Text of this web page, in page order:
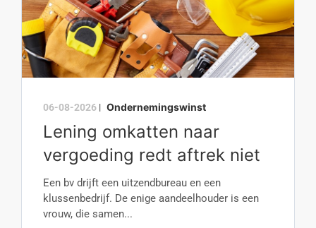
06-08-2026 | Ondernemingswinst
Lening omkatten naar
vergoeding redt aftrek niet
Een bv drijft een uitzendbureau en een
klussenbedrijf. De enige aandeelhouder is een
vrouw, die samen...